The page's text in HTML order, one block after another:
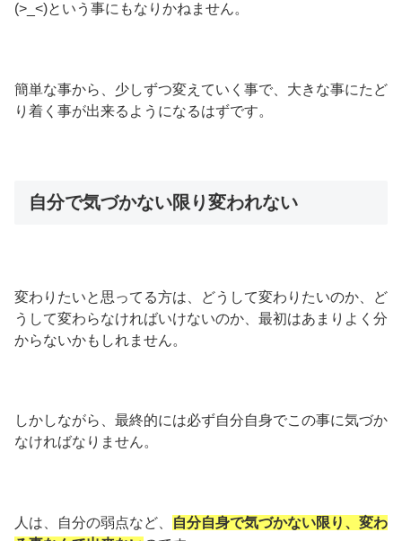
(>_<)という事にもなりかねません。
簡単な事から、少しずつ変えていく事で、大きな事にたど
り着く事が出来るようになるはずです。
自分で気づかない限り変われない
変わりたいと思ってる方は、どうして変わりたいのか、ど
うして変わらなければいけないのか、最初はあまりよく分
からないかもしれません。
しかしながら、最終的には必ず自分自身でこの事に気づか
なければなりません。
人は、自分の弱点など、
自分自身で気づかない限り、変わ